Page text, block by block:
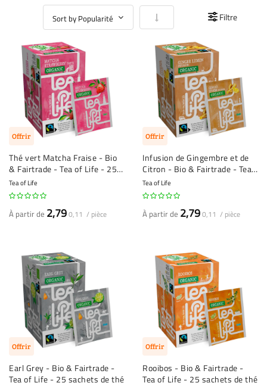
Par ordre croissantFiltre
Offrir
Thé vert Matcha Fraise - Bio
& Fairtrade - Tea of Life - 25
sachets de thé
Tea of Life
À partir de 2,790,11 / pièce
Offrir
Infusion de Gingembre et de
Citron - Bio & Fairtrade - Tea
of Life - 25 sachets de thé
Tea of Life
À partir de 2,790,11 / pièce
Offrir
Earl Grey - Bio & Fairtrade -
Tea of Life - 25 sachets de thé
Offrir
Rooibos - Bio & Fairtrade -
Tea of Life - 25 sachets de thé